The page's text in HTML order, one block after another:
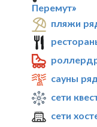
Перемут»
пляжи
сауны
сети
сети